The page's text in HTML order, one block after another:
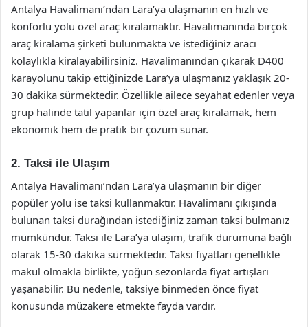
Antalya Havalimanı’ndan Lara’ya ulaşmanın en hızlı ve
konforlu yolu özel araç kiralamaktır. Havalimanında birçok
araç kiralama şirketi bulunmakta ve istediğiniz aracı
kolaylıkla kiralayabilirsiniz. Havalimanından çıkarak D400
karayolunu takip ettiğinizde Lara’ya ulaşmanız yaklaşık 20-
30 dakika sürmektedir. Özellikle ailece seyahat edenler veya
grup halinde tatil yapanlar için özel araç kiralamak, hem
ekonomik hem de pratik bir çözüm sunar.
2. Taksi ile Ulaşım
Antalya Havalimanı’ndan Lara’ya ulaşmanın bir diğer
popüler yolu ise taksi kullanmaktır. Havalimanı çıkışında
bulunan taksi durağından istediğiniz zaman taksi bulmanız
mümkündür. Taksi ile Lara’ya ulaşım, trafik durumuna bağlı
olarak 15-30 dakika sürmektedir. Taksi fiyatları genellikle
makul olmakla birlikte, yoğun sezonlarda fiyat artışları
yaşanabilir. Bu nedenle, taksiye binmeden önce fiyat
konusunda müzakere etmekte fayda vardır.